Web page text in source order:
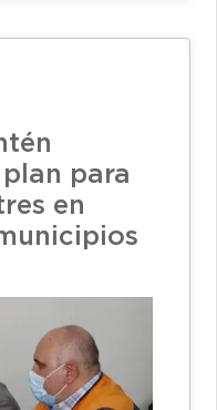
para
en